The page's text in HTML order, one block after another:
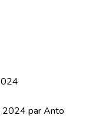
2024 par Anto